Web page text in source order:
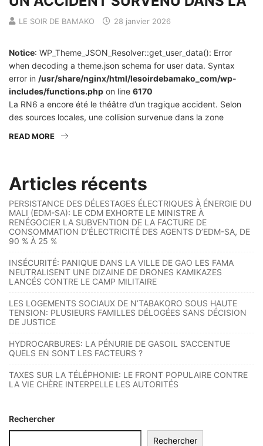
LE SOIR DE BAMAKO 28 janvier 2026
Notice: WP_Theme_JSON_Resolver::get_user_data(): Error
when decoding a theme.json schema for user data. Syntax
error in /usr/share/nginx/html/lesoirdebamako_com/wp-
includes/functions.php on line 6170
La RN6 a encore été le théâtre d’un tragique accident. Selon
des sources locales, une collision survenue dans la zone
READ MORE
Articles récents
PERSISTANCE DES DÉLESTAGES ÉLECTRIQUES À ÉNERGIE DU
MALI (EDM-SA): LE CDM EXHORTE LE MINISTRE À
RENÉGOCIER LA SUBVENTION DE LA FACTURE DE
CONSOMMATION D’ÉLECTRICITÉ DES AGENTS D’EDM-SA, DE
90 % À 25 %
INSÉCURITÉ: PANIQUE DANS LA VILLE DE GAO LES FAMA
NEUTRALISENT UNE DIZAINE DE DRONES KAMIKAZES
LANCÉS CONTRE LE CAMP MILITAIRE
LES LOGEMENTS SOCIAUX DE N’TABAKORO SOUS HAUTE
TENSION: PLUSIEURS FAMILLES DÉLOGÉES SANS DÉCISION
DE JUSTICE
HYDROCARBURES: LA PÉNURIE DE GASOIL S’ACCENTUE
QUELS EN SONT LES FACTEURS ?
TAXES SUR LA TÉLÉPHONIE: LE FRONT POPULAIRE CONTRE
LA VIE CHÈRE INTERPELLE LES AUTORITÉS
Rechercher
Rechercher